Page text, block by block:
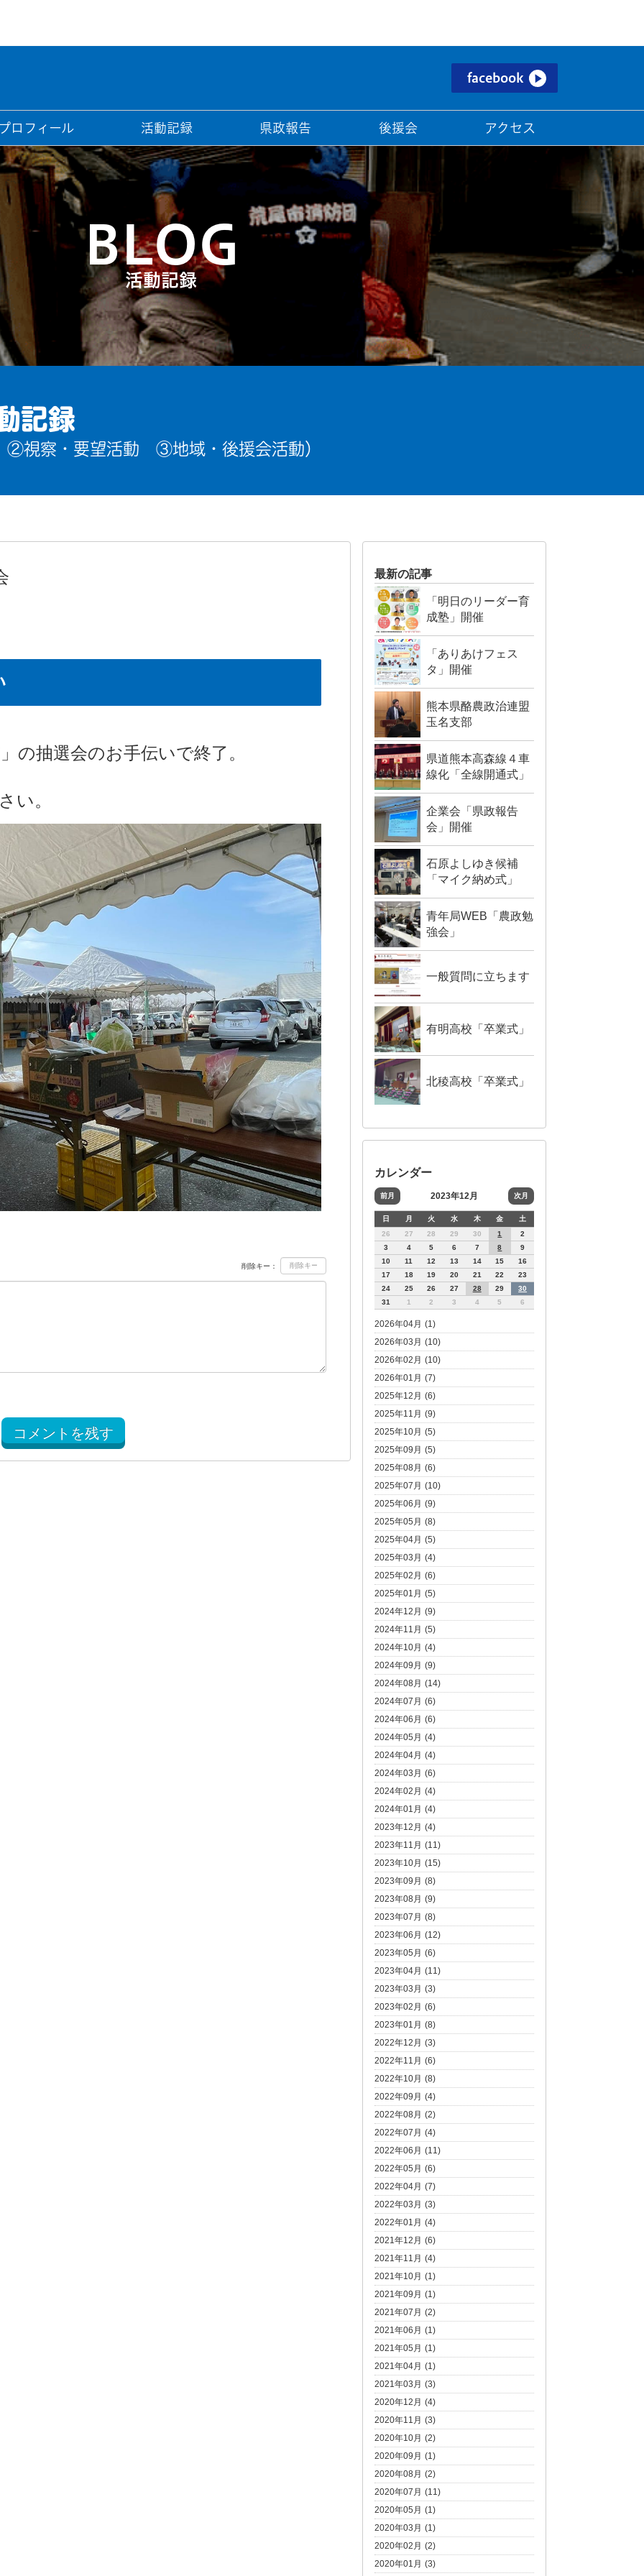
facebook
ロフィール 活動記録 県政報告 後援会 アクセス
BLOG
活動記録
記録
視察・要望活動 ③地域・後援会活動）
の抽選会のお手伝いで終了。
い。
削除キー：
コメントを残す
最新の記事
「明日のリーダー育
成塾」開催
「ありあけフェス
タ」開催
熊本県酪農政治連盟
玉名支部
県道熊本高森線４車
線化「全線開通式」
企業会「県政報告
会」開催
石原よしゆき候補
「マイク納め式」
青年局WEB「農政勉
強会」
一般質問に立ちます
有明高校「卒業式」
北稜高校「卒業式」
カレンダー
前月 2023年12月 次月
日 月 火 水 木 金
土
26
27 28 29 30 1
2
3
4 5 6 7 8
9
10
11 12 13 14 15
16
17
18 19 20 21 22
23
24
25 26 27 28 29
30
31
1 2 3 4 5 6
2026年04月 (1)
2026年03月 (10)
2026年02月 (10)
2026年01月 (7)
2025年12月 (6)
2025年11月 (9)
2025年10月 (5)
2025年09月 (5)
2025年08月 (6)
2025年07月 (10)
2025年06月 (9)
2025年05月 (8)
2025年04月 (5)
2025年03月 (4)
2025年02月 (6)
2025年01月 (5)
2024年12月 (9)
2024年11月 (5)
2024年10月 (4)
2024年09月 (9)
2024年08月 (14)
2024年07月 (6)
2024年06月 (6)
2024年05月 (4)
2024年04月 (4)
2024年03月 (6)
2024年02月 (4)
2024年01月 (4)
2023年12月 (4)
2023年11月 (11)
2023年10月 (15)
2023年09月 (8)
2023年08月 (9)
2023年07月 (8)
2023年06月 (12)
2023年05月 (6)
2023年04月 (11)
2023年03月 (3)
2023年02月 (6)
2023年01月 (8)
2022年12月 (3)
2022年11月 (6)
2022年10月 (8)
2022年09月 (4)
2022年08月 (2)
2022年07月 (4)
2022年06月 (11)
2022年05月 (6)
2022年04月 (7)
2022年03月 (3)
2022年01月 (4)
2021年12月 (6)
2021年11月 (4)
2021年10月 (1)
2021年09月 (1)
2021年07月 (2)
2021年06月 (1)
2021年05月 (1)
2021年04月 (1)
2021年03月 (3)
2020年12月 (4)
2020年11月 (3)
2020年10月 (2)
2020年09月 (1)
2020年08月 (2)
2020年07月 (11)
2020年05月 (1)
2020年03月 (1)
2020年02月 (2)
2020年01月 (3)